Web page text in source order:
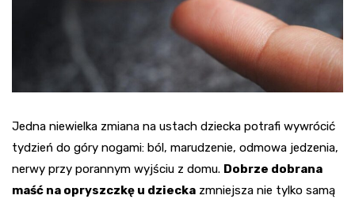
Jedna niewielka zmiana na ustach dziecka potrafi wywrócić
tydzień do góry nogami: ból, marudzenie, odmowa jedzenia,
nerwy przy porannym wyjściu z domu. Dobrze dobrana
maść na opryszczkę u dziecka zmniejsza nie tylko samą